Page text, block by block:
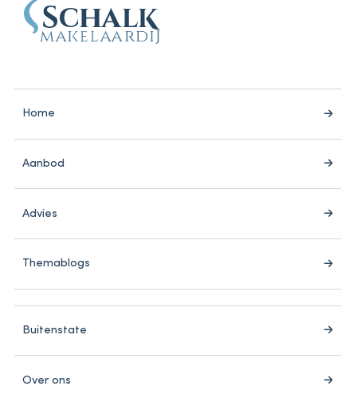
Home
Aanbod
Advies
Themablogs
Buitenstate
Over ons